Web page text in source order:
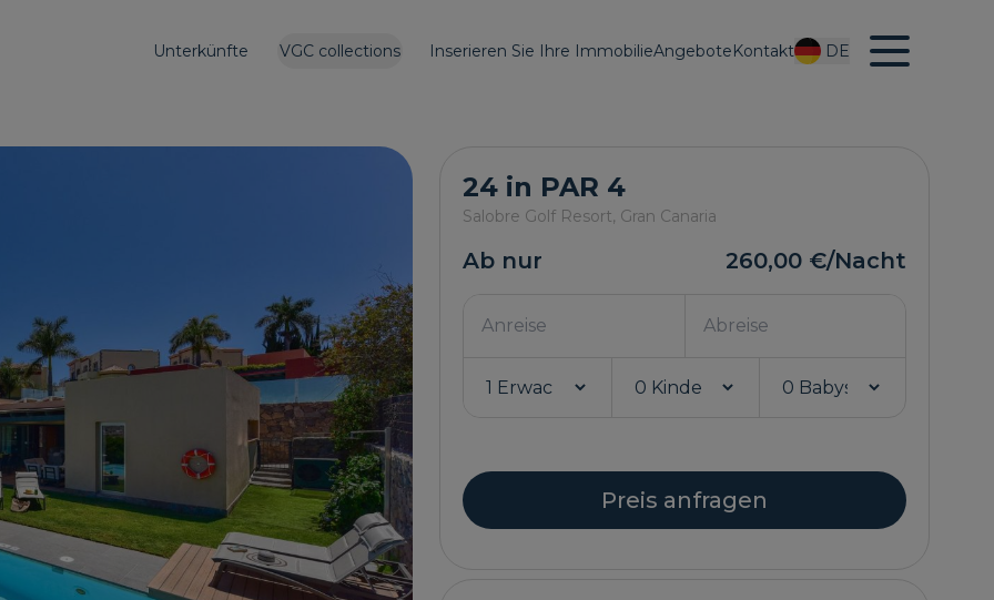
VGC collections Inserieren Sie Ihre ImmobilieAngeboteKontakt
Unterkünfte DE
24 in PAR 4
Salobre Golf Resort, Gran Canaria
Ab nur 260,00 €/Nacht
Preis anfragen